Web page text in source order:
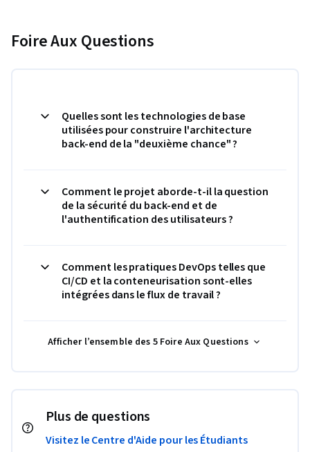
Foire Aux Questions
Quelles sont les technologies de base
utilisées pour construire l'architecture
back-end de la "deuxième chance" ?
Comment le projet aborde-t-il la question
de la sécurité du back-end et de
l'authentification des utilisateurs ?
Comment les pratiques DevOps telles que
CI/CD et la conteneurisation sont-elles
intégrées dans le flux de travail ?
Afficher l’ensemble des 5 Foire Aux Questions
Plus de questions
Visitez le Centre d'Aide pour les Étudiants